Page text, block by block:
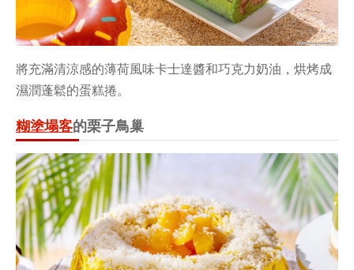
將充滿清涼感的薄荷風味卡士達醬和巧克力奶油，烘烤成
濕潤蓬鬆的蛋糕捲。
糊塗塌客的栗子鳥巢